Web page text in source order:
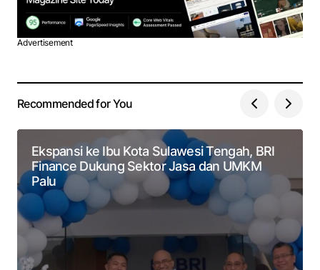
Advertisement
Recommended for You
Ekspansi ke Ibu Kota Sulawesi Tengah, BRI
Finance Dukung Sektor Jasa dan UMKM
Palu